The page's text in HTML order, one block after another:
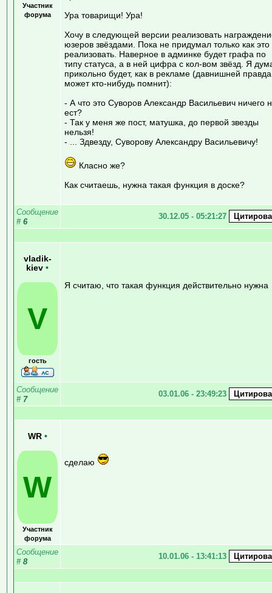
Участник
форума
Ура товарищи! Ура!
Хочу в следующей версии реализовать
юзеров звёздами. Пока не придумал только как это
реализовать. Наверное в админке будет графа по
типу статуса, а в ней цифра с кол-вом звёзд. Я
прикольно будет, как в рекламе (давнишней
может кто-нибудь помнит):
- А что это Суворов Александр Васильевич ничего
ест?
- Так у меня же пост, матушка, до первой звезды
нельзя!
- ... Здвезду, Суворову Александру Васильевичу!
Класно же?
Как считаешь, нужна такая функция в доске?
Сообщение
# 6
30.12.05 - 05:21:27
vladik-
kiev •
V
гость
Я считаю, что такая функция действительно нужна
Сообщение
# 7
03.01.06 - 23:49:23
WR •
W
Участник
форума
сделаю
Сообщение
# 8
10.01.06 - 13:41:13